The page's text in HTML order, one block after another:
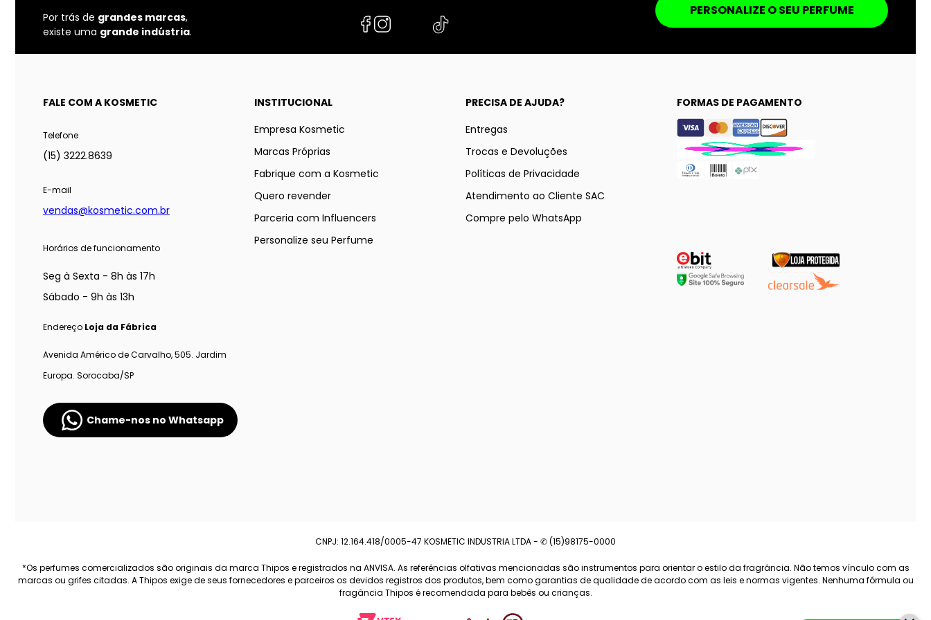
Por trás de grandes marcas,
existe uma grande indústria.
PERSONALIZE O SEU PERFUME
FALE COM A KOSMETIC
Telefone
(15) 3222.8639
E-mail
vendas@kosmetic.com.br
Horários de funcionamento
Seg à Sexta - 8h às 17h
Sábado - 9h às 13h
Endereço Loja da Fábrica
Avenida Américo de Carvalho, 505. Jardim
Europa. Sorocaba/SP
Chame-nos no Whatsapp
INSTITUCIONAL
Empresa Kosmetic
Marcas Próprias
Fabrique com a Kosmetic
Quero revender
Parceria com Influencers
Personalize seu Perfume
PRECISA DE AJUDA?
Entregas
Trocas e Devoluções
Políticas de Privacidade
Atendimento ao Cliente SAC
Compre pelo WhatsApp
FORMAS DE PAGAMENTO
CNPJ: 12.164.418/0005-47 KOSMETIC INDUSTRIA LTDA - ✆ (15)98175-0000
*Os perfumes comercializados são originais da marca Thipos e registrados na ANVISA. As referências olfativas mencionadas são instrumentos para orientar o estilo da fragrância. Não temos vínculo com as
marcas ou grifes citadas. A Thipos exige de seus fornecedores e parceiros os devidos registros dos produtos, bem como garantias de qualidade de acordo com as leis e normas vigentes. Nenhuma fórmula ou
fragância Thipos é recomendada para bebês ou crianças.